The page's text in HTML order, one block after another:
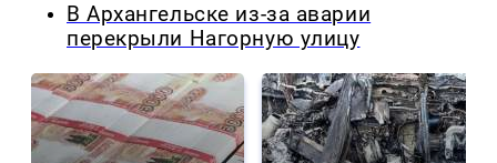
В Архангельске из-за аварии
перекрыли Нагорную улицу